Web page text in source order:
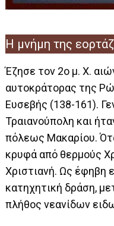
Η μνήμη της
Έζησε τον 2ο μ. Χ.
αυτοκράτορας της
Ευσεβής (138-161).
Τραιανούπολη και
πόλεως Μακαρίου.
κρυφά από θερμούς
Χριστιανή. Ως έφηβη
κατηχητική δράση,
πλήθος νεανίδων